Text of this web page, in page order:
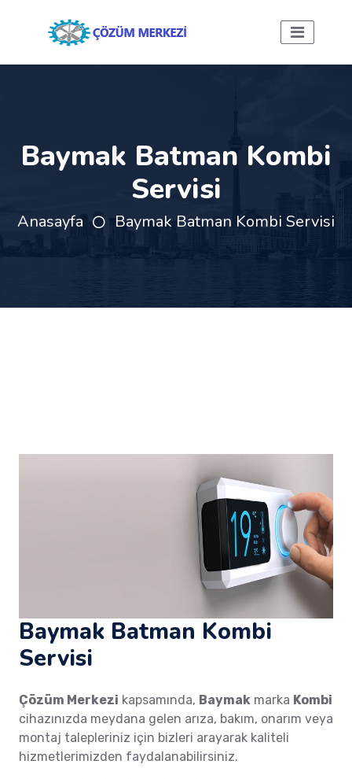
Baymak Batman Kombi
Servisi
Anasayfa Baymak Batman Kombi Servisi
Baymak Batman Kombi
Servisi
Çözüm Merkezi kapsamında, Baymak marka Kombi
cihazınızda meydana gelen arıza, bakım, onarım veya
montaj talepleriniz için bizleri arayarak kaliteli
hizmetlerimizden faydalanabilirsiniz.